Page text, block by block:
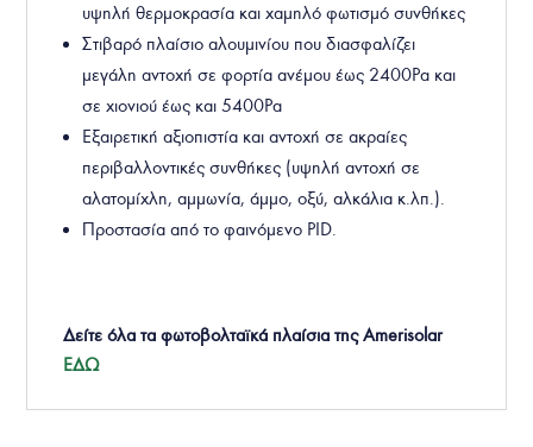
υψηλή θερμοκρασία και χαμηλό φωτισμό συνθήκες
Στιβαρό πλαίσιο αλουμινίου που διασφαλίζει
μεγάλη αντοχή σε φορτία ανέμου έως 2400Pa και
σε χιονιού έως και 5400Pa
Εξαιρετική αξιοπιστία και αντοχή σε ακραίες
περιβαλλοντικές συνθήκες (υψηλή αντοχή σε
αλατομίχλη, αμμωνία, άμμο, οξύ, αλκάλια κ.λπ.).
Προστασία από το φαινόμενο PID.
Δείτε όλα τα φωτοβολταϊκά πλαίσια της Amerisolar
ΕΔΩ